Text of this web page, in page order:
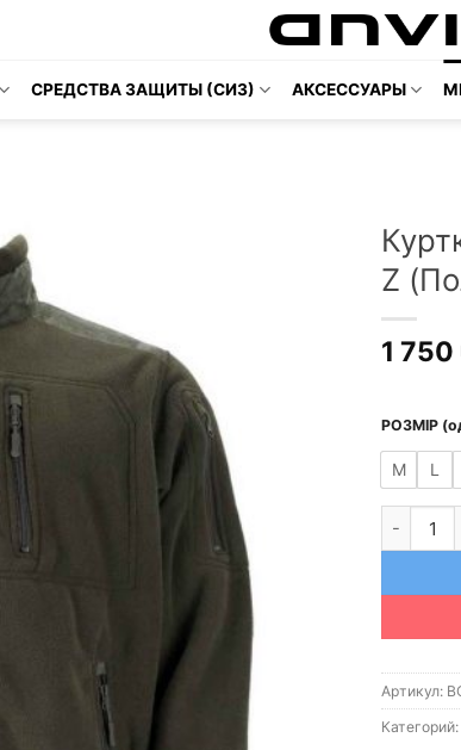
СРЕДСТВА ЗАЩИТЫ (СИЗ) АКСЕССУАРЫ
Z
1 750
РОЗМІР
M L
Артикул:
Категорий: